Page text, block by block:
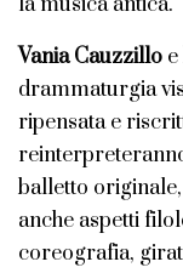
Vania Cauzzillo e
drammaturgia
ripensata e
balletto
anche aspetti
coreografia,